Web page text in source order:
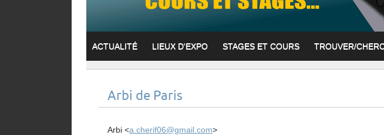
ACTUALITÉ LIEUX D'EXPO STAGES ET COURS TROUVER/
Arbi de Paris
Arbi <a.cherif06@gmail.com>